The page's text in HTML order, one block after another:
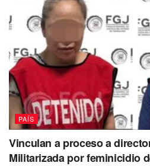
PAÍS
Vinculan a proceso a
Militarizada por feminicidio